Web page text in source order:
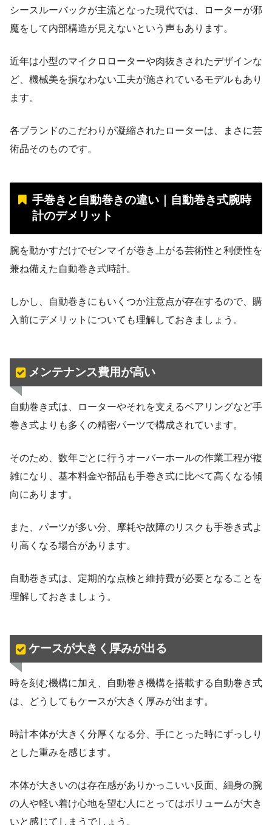
シースルーバックが主流となった現代では、ローターが邪
魔をして内部構造が見えないという声もあります。
近年は小型のマイクロローターや肉抜きされたデザインな
ど、機械美を損なわない工夫が施されているモデルもあり
ます。
各ブランドのこだわりが凝縮されたローターは、まさに芸
術品そのものです。
手巻きと自動巻きの違い｜自動巻き式腕時
計のデメリット
腕を動かすだけでゼンマイが巻き上がる芸術性と利便性を
兼ね備えた自動巻き式時計。
しかし、自動巻きにもいくつか注意点が存在するので、購
入前にデメリットについても理解しておきましょう。
メンテナンス費用が高い
自動巻き式は、ローターやそれを支えるベアリングなど手
巻き式よりも多くの精密パーツで構成されています。
そのため、数年ごとに行うオーバーホールの作業工程が複
雑になり、基本料金や部品も手巻き式に比べて高くなる傾
向にあります。
また、パーツが多い分、摩耗や故障のリスクも手巻き式よ
り高くなる場合があります。
自動巻き式は、定期的な点検と維持費が必要となることを
理解しておきましょう。
ケースが大きく厚みが出る
時を刻む機構に加え、自動巻き機構を搭載する自動巻き式
は、どうしてもケースが大きく厚みが出ます。
時計本体が大きく分厚くなる分、手にとった時にずっしり
とした重みを感じます。
本体が大きいのは存在感がありかっこいい反面、細身の腕
の人や軽い着け心地を望む人にとってはボリュームが大き
いと感じてしまうでしょう。